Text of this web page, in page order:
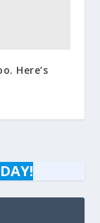
Here’s